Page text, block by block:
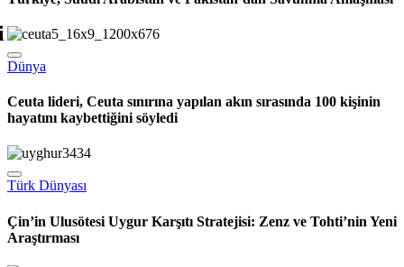
Türkiye, Suudi Arabistan ve Pakistan’dan Savunma Anlaşması
Dünya
Ceuta lideri, Ceuta sınırına yapılan akın sırasında 100 kişinin
hayatını kaybettiğini söyledi
Türk Dünyası
Çin’in Ulusötesi Uygur Karşıtı Stratejisi: Zenz ve Tohti’nin Yeni
Araştırması